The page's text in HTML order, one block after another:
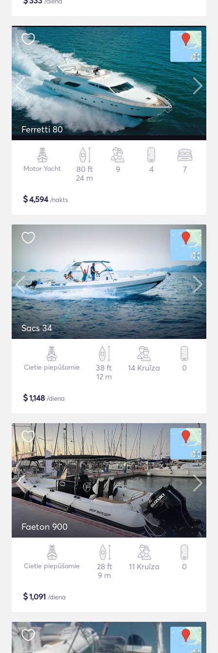
Ferretti 80
Motor Yacht
80 ft
24 m
9 4 7
$4,594/nakts
Sacs 34
Cietie piepūšamie
38 ft
12 m
14 Kruīza 0
$1,148 /diena
Faeton 900
Cietie piepūšamie
28 ft
9 m
11 Kruīza 0
$1,091 /diena